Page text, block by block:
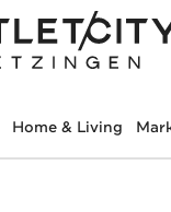
Home & Living